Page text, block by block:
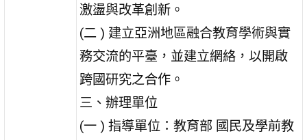
激盪與改革創新。
(二 ) 建立亞洲地區融合教育學術與實
務交流的平臺，並建立網絡，以開啟
跨國研究之合作。
三、辦理單位
(一 ) 指導單位：教育部 國民及學前教